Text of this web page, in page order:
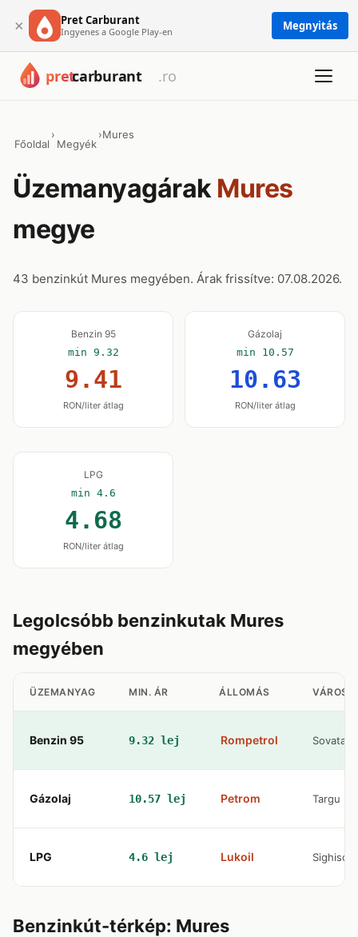
× Pret Carburant
Ingyenes a Google Play-en Megnyitás
Főoldal
›
Megyék
›Mures
Üzemanyagárak Mures
megye
43 benzinkút Mures megyében. Árak frissítve: 07.08.2026.
Benzin 95
min 9.32
9.41
RON/liter átlag
Gázolaj
min 10.57
10.63
RON/liter átlag
LPG
min 4.6
4.68
RON/liter átlag
Legolcsóbb benzinkutak Mures
megyében
ÜZEMANYAG MIN. ÁR ÁLLOMÁS VÁROS
Benzin 95 9.32 lej Rompetrol Sovata
Gázolaj 10.57 lej Petrom Targu
LPG 4.6 lej Lukoil
Benzinkút-térkép: Mures